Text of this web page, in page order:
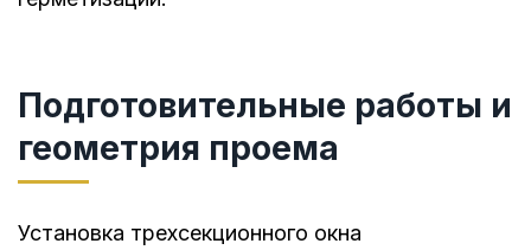
Подготовительные работы и
геометрия проема
Установка трехсекционного окна